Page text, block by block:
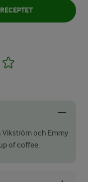
4
Vikström och Emmy
of coffee.